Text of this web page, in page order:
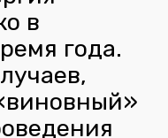
в
года.